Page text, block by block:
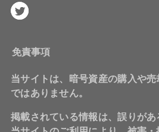
免責事項
当サイトは、暗号資産の購入や
ではありません。
掲載されている情報は、誤りがあ